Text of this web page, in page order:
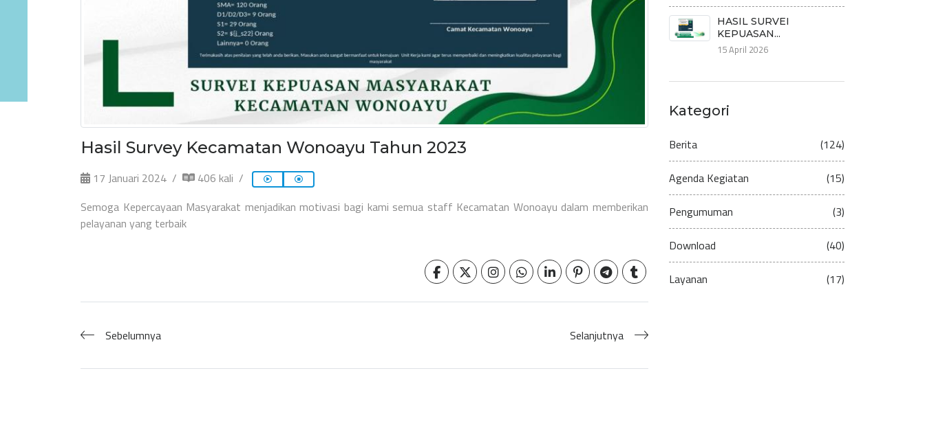
Hasil Survey Kecamatan Wonoayu Tahun 2023
17 Januari 2024
406 kali
Semoga Kepercayaan Masyarakat menjadikan motivasi bagi kami semua staff Kecamatan Wonoayu dalam memberikan
pelayanan yang terbaik
Sebelumnya Selanjutnya
HASIL SURVEI
KEPUASAN...
15 April 2026
Kategori
Berita (124)
Agenda Kegiatan (15)
Pengumuman (3)
Download (40)
Layanan (17)